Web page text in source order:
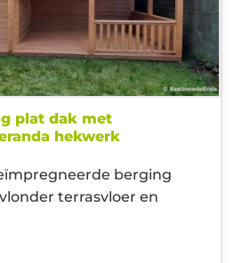
plat dak met
hekwerk
berging
terrasvloer en